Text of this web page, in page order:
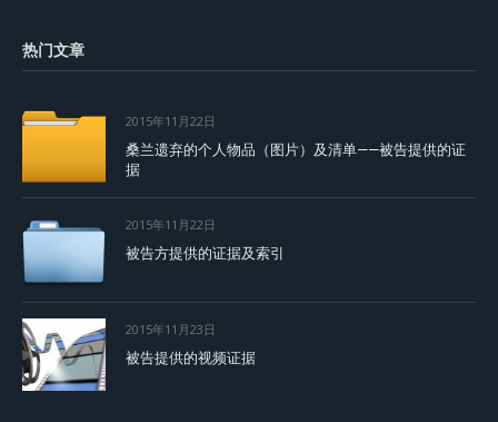
热门文章
2015年11月22日
桑兰遗弃的个人物品（图片）及清单——被告提供的证
据
2015年11月22日
被告方提供的证据及索引
2015年11月23日
被告提供的视频证据